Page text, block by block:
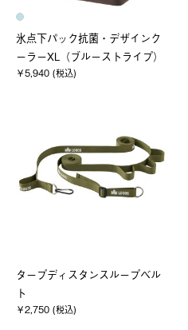
氷点下パック抗菌・デザインク
ーラーXL（ブルーストライプ）
￥5,940 (税込)
タープディスタンスループベル
ト
￥2,750 (税込)